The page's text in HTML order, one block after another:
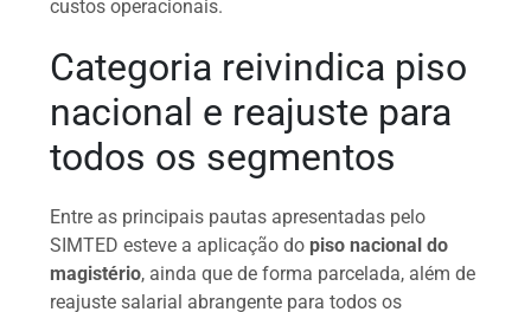
custos operacionais.
Categoria reivindica piso
nacional e reajuste para
todos os segmentos
Entre as principais pautas apresentadas pelo
SIMTED esteve a aplicação do piso nacional do
magistério, ainda que de forma parcelada, além de
reajuste salarial abrangente para todos os